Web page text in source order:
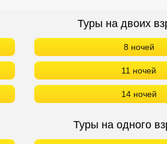
Туры на двоих
8 ночей
11 ночей
14 ночей
Туры на одного